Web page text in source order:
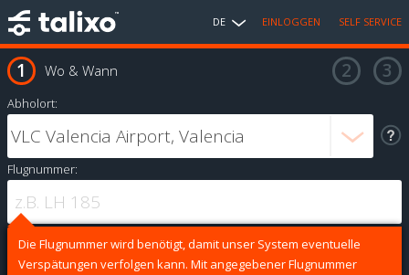
DE EINLOGGEN SELF SERVICE
Wo & Wann
Abholort:
Flugnummer:
Die Flugnummer wird benötigt, damit unser System eventuelle
Verspätungen verfolgen kann. Mit angegebener Flugnummer